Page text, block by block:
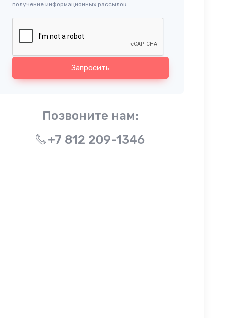
получение информационных рассылок.
Запросить
Позвоните нам:
+7 812 209-1346